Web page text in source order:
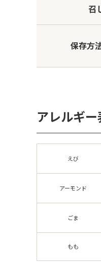
召
保存方
アレルギー
えび
アーモンド
ごま
もも